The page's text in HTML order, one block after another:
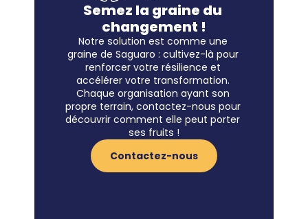
Semez la graine du
changement !
Notre solution est comme une
graine de Saguaro : cultivez-là pour
renforcer votre résilience et
accélérer votre transformation.
Chaque organisation ayant son
propre terrain, contactez-nous pour
découvrir comment elle peut porter
ses fruits !
Contactez-nous